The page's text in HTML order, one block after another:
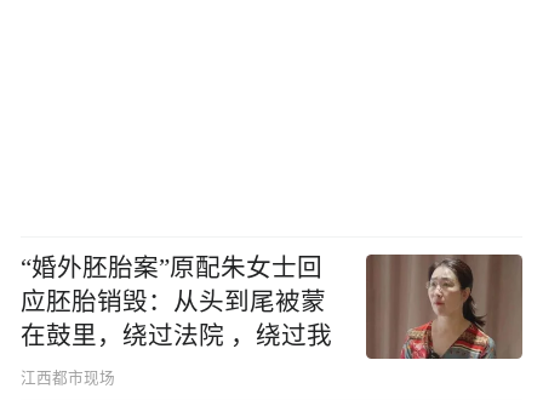
“婚外胚胎案”原配朱女士回
应胚胎销毁：从头到尾被蒙
在鼓里，绕过法院 ，绕过我
江西都市现场